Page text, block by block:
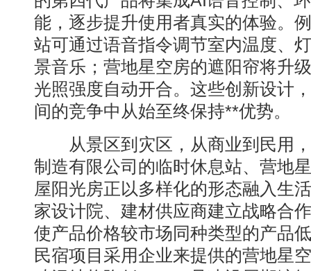
能，逐步提升使用者真实的体验。
站可通过语音指令调节室内温度、
景音乐；营地星空房的遮阳帘将升
光照强度自动开合。这些创新设计
间的竞争中从始至终保持**优势。
从景区到灾区，从商业到民用，
制造有限公司的临时休息站、营地
屋阳光房正以多样化的形态融入生
家设计院、建材供应商建立战略合
使产品价格较市场同种类型的产品
民宿项目采用企业来提供的营地星